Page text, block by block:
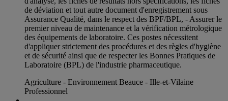
de déviation et tout autre document d'enregistrement sous
Assurance Qualité, dans le respect des BPF/BPL, - Assurer le
premier niveau de maintenance et la vérification métrologique
des équipements de laboratoire. Ces postes nécessitent
d'appliquer strictement des procédures et des règles d'hygiène
et de sécurité ainsi que de respecter les Bonnes Pratiques de
Laboratoire (BPL) de l'industrie pharmaceutique.
Agriculture - Environnement Beauce - Ille-et-Vilaine
Professionnel